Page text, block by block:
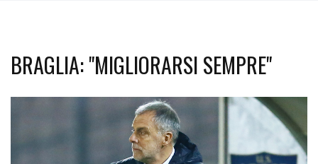
BRAGLIA: "MIGLIORARSI SEMPRE"